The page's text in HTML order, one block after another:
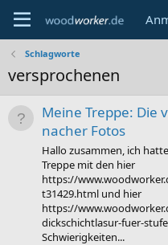
Schlagworte
versprochenen
Meine Treppe: Die
nacher Fotos
Hallo zusammen, ich
Treppe mit den hier
https://
t31429.html und hier
https://
dickschichtlasur-fuer-
Schwierigkeiten...